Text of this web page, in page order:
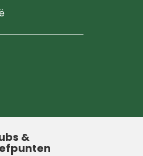
Facebook
&